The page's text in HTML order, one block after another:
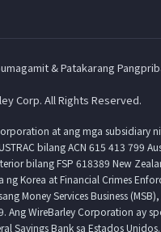
& Patakarang
Corp. All Rights Reserved.
at ang mga subsidiary
bilang ACN 615 413 799
bilang FSP 618389 New
ng Korea at Financial Crimes
Money Services Business
Ang WireBarley Corporation ay
Savings Bank sa Estados Unidos.